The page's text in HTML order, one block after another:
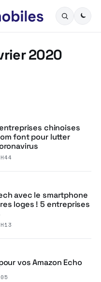
2020
chinoises
font pour lutter
avec le smartphone
loges ! 5 entreprises
vos Amazon Echo